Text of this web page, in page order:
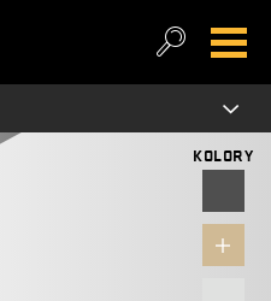
KOLORY